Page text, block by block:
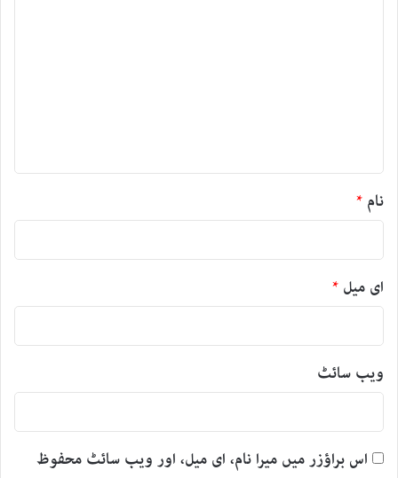
نام *
ای میل *
ویب‌ سائٹ
اس براؤزر میں میرا نام، ای میل، اور ویب سائٹ محفوظ